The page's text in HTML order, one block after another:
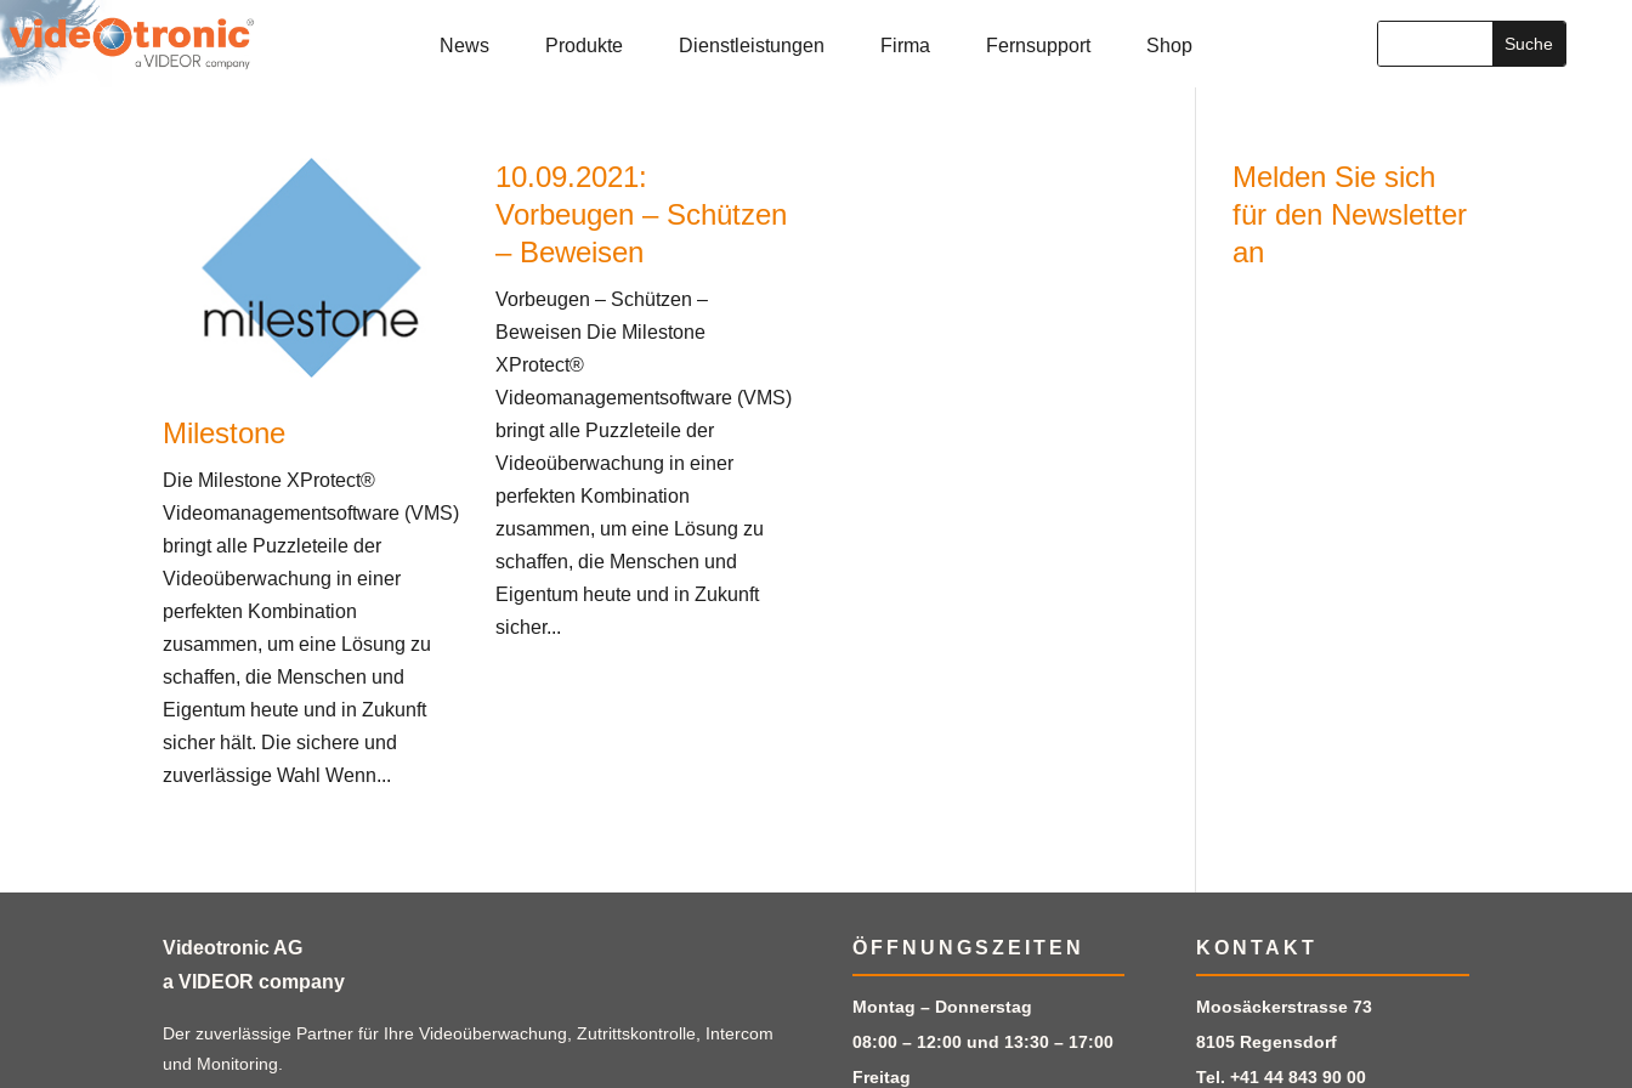
News Produkte Dienstleistungen Firma Fernsupport Shop
Milestone
Die Milestone XProtect®
Videomanagementsoftware (VMS)
bringt alle Puzzleteile der
Videoüberwachung in einer
perfekten Kombination
zusammen, um eine Lösung zu
schaffen, die Menschen und
Eigentum heute und in Zukunft
sicher hält. Die sichere und
zuverlässige Wahl Wenn...
10.09.2021:
Vorbeugen – Schützen
– Beweisen
Vorbeugen – Schützen –
Beweisen Die Milestone
XProtect®
Videomanagementsoftware (VMS)
bringt alle Puzzleteile der
Videoüberwachung in einer
perfekten Kombination
zusammen, um eine Lösung zu
schaffen, die Menschen und
Eigentum heute und in Zukunft
sicher...
Melden Sie sich
für den Newsletter
an
Videotronic AG
a VIDEOR company
Der zuverlässige Partner für Ihre Videoüberwachung, Zutrittskontrolle, Intercom
und Monitoring.
ÖFFNUNGSZEITEN
Montag – Donnerstag
08:00 – 12:00 und 13:30 – 17:00
Freitag
KONTAKT
Moosäckerstrasse 73
8105 Regensdorf
Tel.+41 44 843 90 00